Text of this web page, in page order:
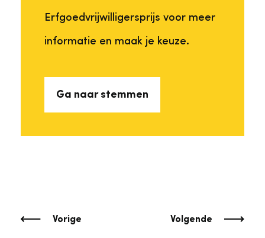
Erfgoedvrijwilligersprijs voor meer
informatie en maak je keuze.
Ga naar stemmen
Vorige Volgende